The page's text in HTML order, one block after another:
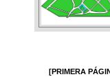
[PRIMERA